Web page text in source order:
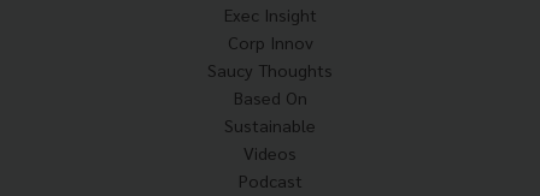
Exec Insight
Corp Innov
Saucy Thoughts
Based On
Sustainable
Videos
Podcast